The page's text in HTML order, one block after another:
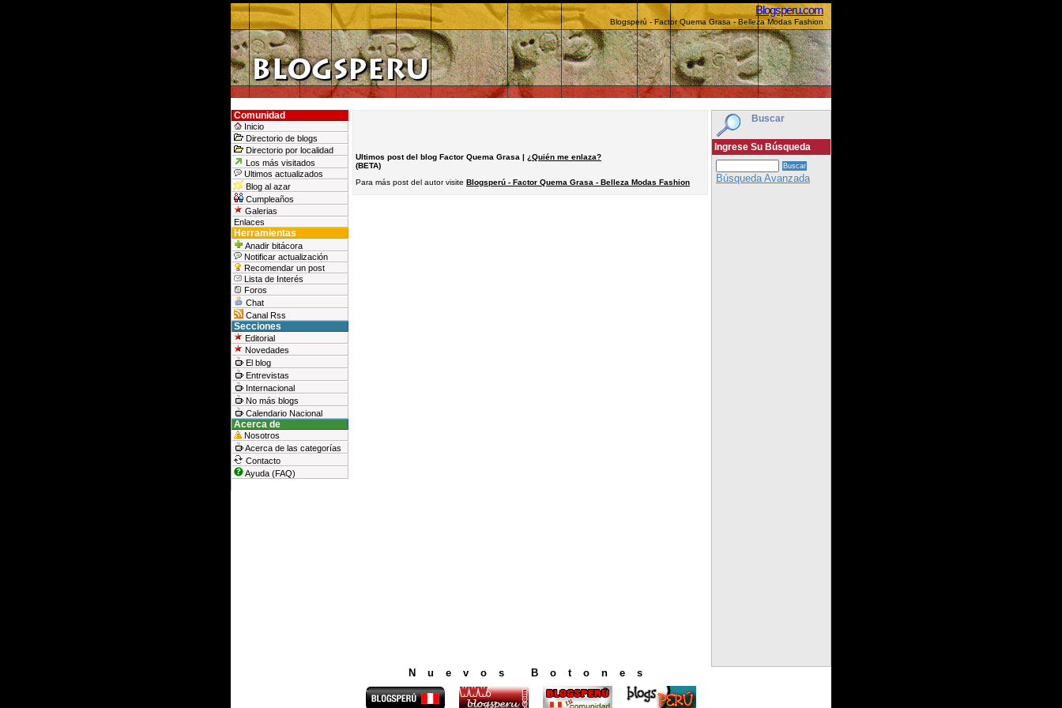
Blogsperu.com
Blogsperú - Factor Quema Grasa - Belleza Modas Fashion
Buscar
Ingrese Su Búsqueda
Búsqueda Avanzada
Comunidad
Inicio
Directorio de blogs
Directorio por localidad
Los más visitados
Ultimos actualizados
Blog al azar
Cumpleaños
Galerias
Enlaces
Herramientas
Anadir bitácora
Notificar actualización
Recomendar un post
Lista de Interés
Foros
Chat
Canal Rss
Secciones
Editorial
Novedades
El blog
Entrevistas
Internacional
No más blogs
Calendario Nacional
Acerca de
Nosotros
Acerca de las categorías
Contacto
Ayuda (FAQ)
Ultimos post del blog Factor Quema Grasa | ¿Quién me enlaza?
(BETA)
Para más post del autor visite Blogsperú - Factor Quema Grasa - Belleza Modas Fashion
Nuevos Botones